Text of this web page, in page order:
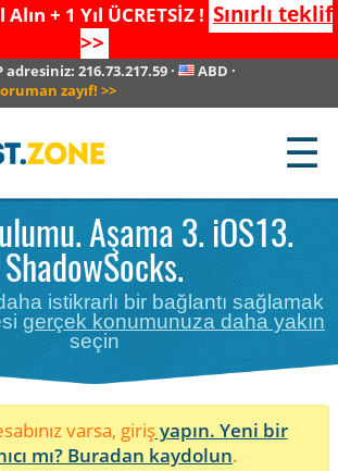
Alın + 1 Yıl ÜCRETSİZ ! Sınırlı teklif
>>
adresiniz: 216.73.217.59· ABD ·
zayıf! >>
☰
Aşama 3. iOS13.
ShadowSocks.
istikrarlı bir bağlantı sağlamak
gerçek konumunuza daha yakın
seçin
varsa, girişyapın. Yeni bir
mı? Buradan kaydolun.